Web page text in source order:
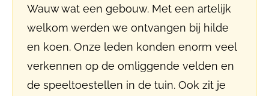
Wauw wat een gebouw. Met een artelijk
welkom werden we ontvangen bij hilde
en koen. Onze leden konden enorm veel
verkennen op de omliggende velden en
de speeltoestellen in de tuin. Ook zit je